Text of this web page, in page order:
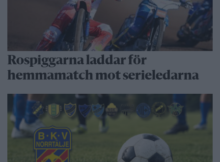
Rospiggarna laddar för
hemmamatch mot serieledarna